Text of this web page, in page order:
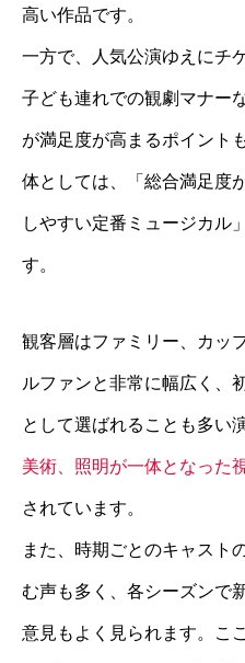
高い作品です。
一方で、人気公演ゆえにチ
子ども連れでの観劇マナー
が満足度が高まるポイント
体としては、「総合満足度
しやすい定番ミュージカル
す。
観客層はファミリー、カッ
ルファンと非常に幅広く、
として選ばれることも多い
美術、照明が一体となった
されています。
また、時期ごとのキャスト
む声も多く、各シーズンで
意見もよく見られます。こ